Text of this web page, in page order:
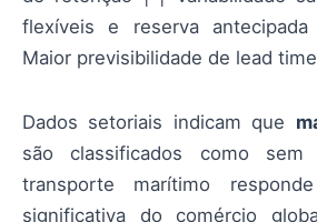
flexíveis e reserva antecipada
Maior previsibilidade de lead
Dados setoriais indicam que
são classificados como
transporte marítimo
significativa do comércio